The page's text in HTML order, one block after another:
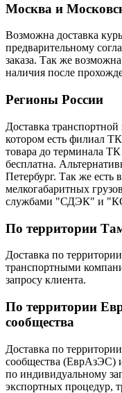
Москва и
Возможна доставка
предварительному
заказа. Так же
наличия после
Регионы России
Доставка
котором есть филиал
товара до терминала
бесплатна.
Петербург. Так же есть
мелкогабаритных
службами "СДЭК" и
По территории
Доставка по
транспортными
запросу клиента.
По территории
сообщества
Доставка по
сообщества (ЕврАзЭС) и
по индивидуальному
экспортных процедур,